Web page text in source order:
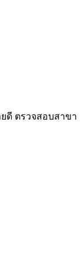
ดี ตรวจสอบสาขา